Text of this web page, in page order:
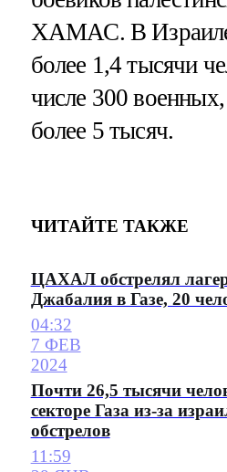
ХАМАС. В
более 1,4 тысячи
числе 300
более 5 тысяч.
ЧИТАЙТЕ ТАКЖЕ
ЦАХАЛ обстрелял
Джабалия в Газе, 20
04:32
7 ФЕВ
2024
Почти 26,5 тысячи
секторе Газа из-за
обстрелов
11:59